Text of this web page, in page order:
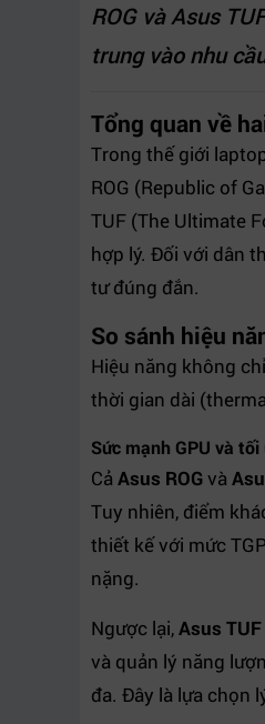
ROG và Asus
trung vào nhu
Tổng quan về
Trong thế giới
ROG (Republic of
TUF (The Ultimate
hợp lý. Đối với dân
tư đúng đắn.
So sánh hiệu
Hiệu năng không
thời gian dài
Sức mạnh GPU và tối
Cả Asus ROGvà
Tuy nhiên, điểm
thiết kế với mức
nặng.
Ngược lại,Asus TUF
và quản lý năng
đa. Đây là lựa chọn